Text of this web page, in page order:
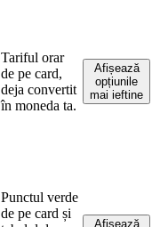
Tariful orar
de pe card,
deja convertit
în moneda ta.
Afișează
opțiunile
mai ieftine
Punctul verde
de pe card și
Afișează